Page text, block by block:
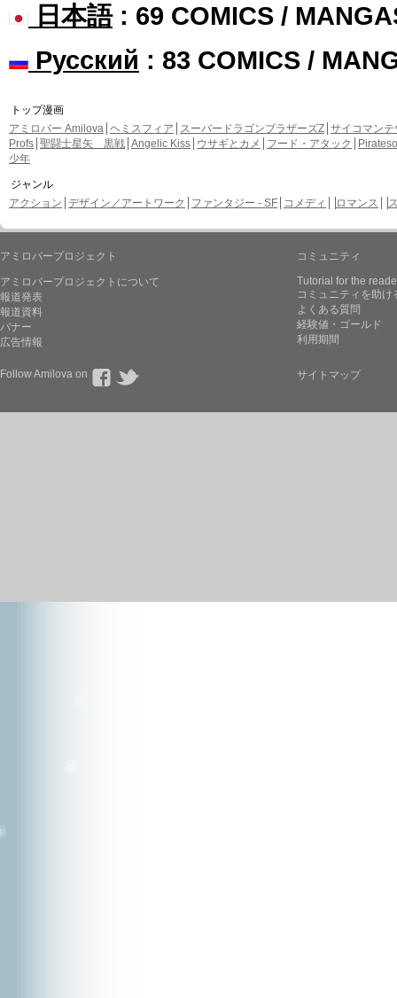
日本語: 69 COMICS /
Русский : 83 COMICS /
トップ漫画
アミロバー Amilova ヘミスフィア スーパードラゴンブラザーズZ サイコマンテ
Profs 聖闘士星矢 黒戦 Angelic Kiss ウサギとカメ フード・アタック
少年
ジャンル
アクション デザイン／アートワーク ファンタジー - SF コメディ ロマンス
アミロバープロジェクト
アミロバープロジェクトについて
報道発表
報道資料
バナー
広告情報
コミュニティ
Tutorial for the
コミュニティを助け
よくある質問
経験値・ゴールド
利用期間
Follow Amilova on サイトマップ